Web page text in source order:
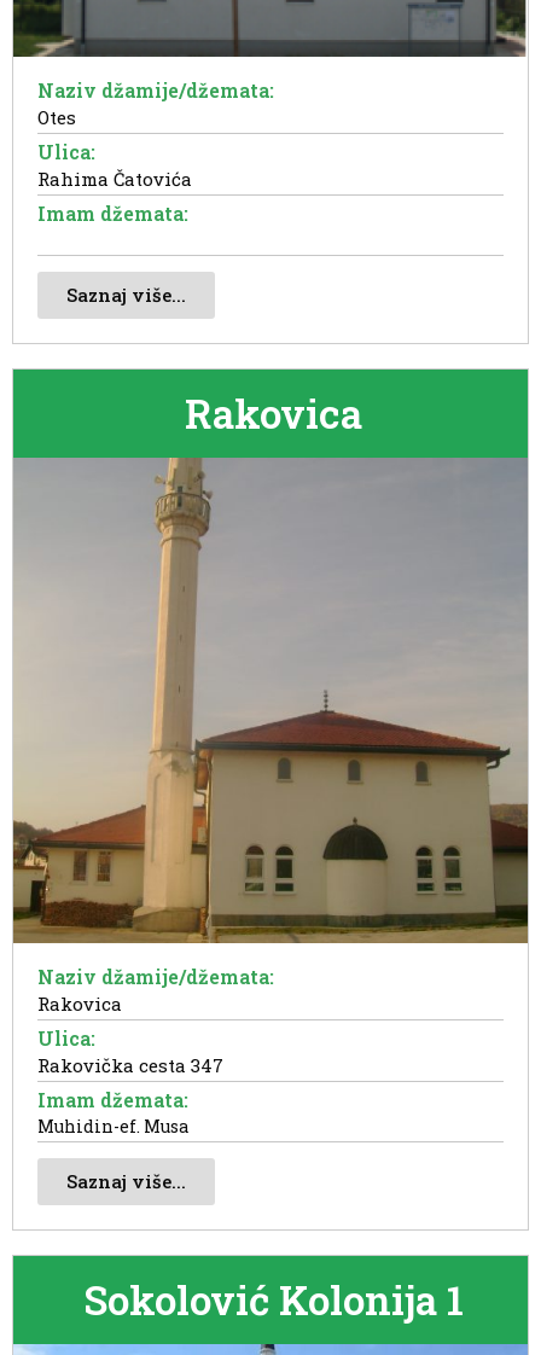
Naziv džamije/džemata:
Otes
Ulica:
Rahima Čatovića
Imam džemata:
Saznaj više...
Rakovica
Naziv džamije/džemata:
Rakovica
Ulica:
Rakovička cesta 347
Imam džemata:
Muhidin-ef. Musa
Saznaj više...
Sokolović Kolonija 1